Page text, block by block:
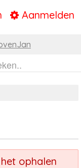
Aanmelden
ophalen